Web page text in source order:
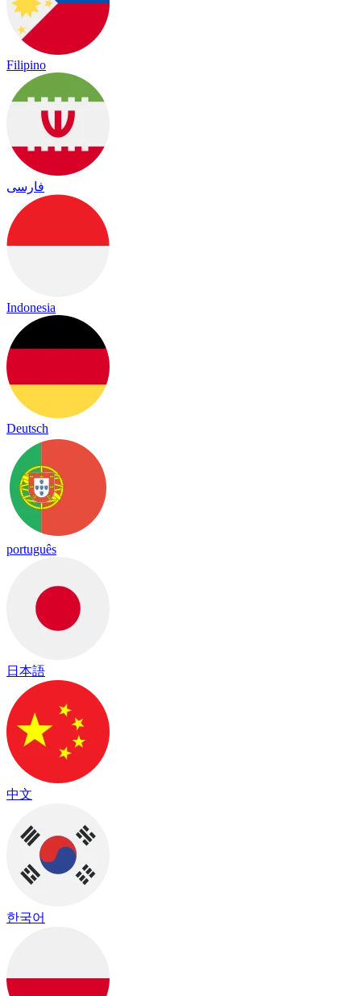
Filipino
فارسی
Indonesia
Deutsch
português
日本語
中文
한국어